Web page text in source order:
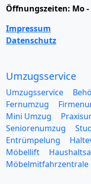
Öffnungszeiten: Mo -
Impressum
Datenschutz
Umzugsservice
Umzugsservice
Fernumzug
Mini Umzug
Seniorenumzug
Entrümpelung
Möbellift
Möbelmitfahrzentrale